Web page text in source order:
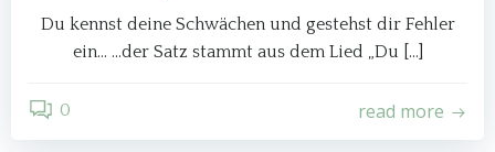
Du kennst deine Schwächen und gestehst dir Fehler
ein… …der Satz stammt aus dem Lied „Du […]
0 read more